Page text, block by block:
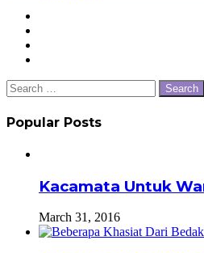
Close
Search
for:
Popular Posts
Kacamata Untuk
March 31, 2016